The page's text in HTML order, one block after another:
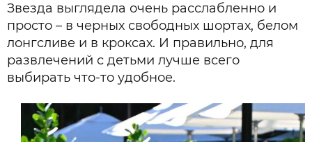
Звезда выглядела очень расслабленно и
просто – в черных свободных шортах, белом
лонгсливе и в кроксах. И правильно, для
развлечений с детьми лучше всего
выбирать что-то удобное.